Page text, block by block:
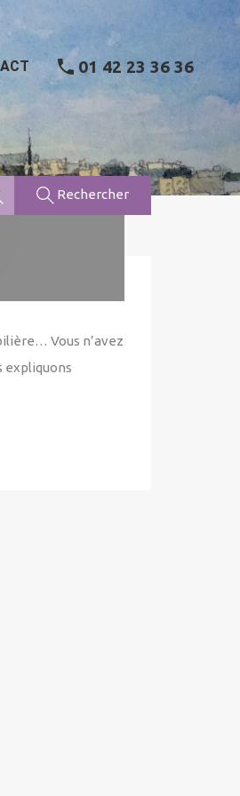
Je suis curieux Contact
01 42 23 36 36
Rechercher
Vous n’avez
expliquons